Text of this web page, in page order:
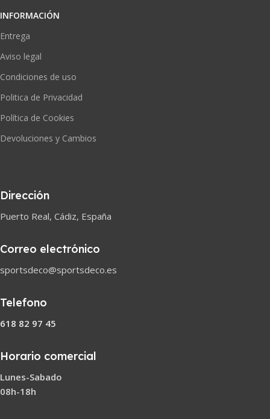
INFORMACIÓN
Entrega
Aviso legal
Condiciones de uso
Politica de Privacidad
Política de Cookies
Devoluciones y Cambios
Dirección
Puerto Real, Cádiz, España
Correo electrónico
sportsdeco@sportsdeco.es
Telefono
618 82 97 45
Horario comercial
Lunes-Sabado
08h-18h